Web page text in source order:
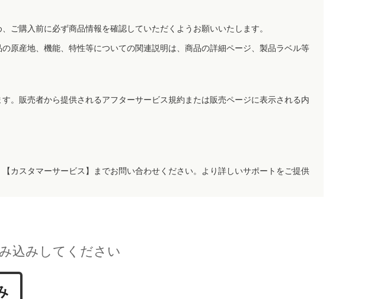
ご購入前に必ず商品情報を確認していただくようお願いいたします。
原産地、機能、特性等についての関連説明は、商品の詳細ページ、製品ラベル等
。販売者から提供されるアフターサービス規約または販売ページに表示される内
カスタマーサービス】までお問い合わせください。より詳しいサポートをご提供
込みしてください